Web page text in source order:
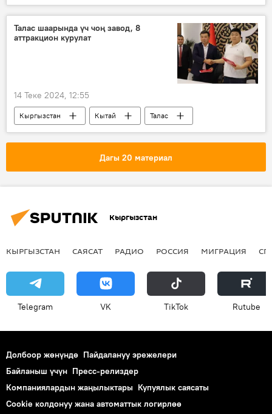
Талас шаарында үч чоң завод, 8
аттракцион курулат
14 Теке 2024, 12:55
Кыргызстан Кытай
Талас
завод
курулуш
Дагы 20 материал
Кыргызстан
КЫРГЫЗСТАН САЯСАТ РАДИО РОССИЯ МИГРАЦИЯ
Telegram VK ТikТоk Rutube
Долбоор жөнүндө Пайдалануу эрежелери
Байланыш үчүн Пресс-релиздер
Компаниялардын жаңылыктары Купуялык саясаты
Cookie колдонуу жана автоматтык логирлөө